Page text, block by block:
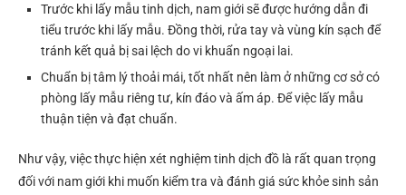
Trước khi lấy mẫu tinh dịch, nam giới sẽ được hướng dẫn đi
tiểu trước khi lấy mẫu. Đồng thời, rửa tay và vùng kín sạch để
tránh kết quả bị sai lệch do vi khuẩn ngoại lai.
Chuẩn bị tâm lý thoải mái, tốt nhất nên làm ở những cơ sở có
phòng lấy mẫu riêng tư, kín đáo và ấm áp. Để việc lấy mẫu
thuận tiện và đạt chuẩn.
Như vậy, việc thực hiện xét nghiệm tinh dịch đồ là rất quan trọng
đối với nam giới khi muốn kiểm tra và đánh giá sức khỏe sinh sản